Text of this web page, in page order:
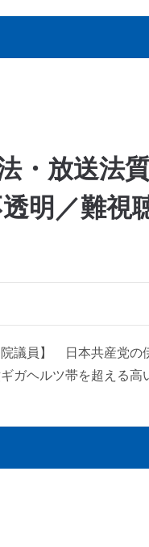
・放送法
明／難視
議員】 日本共産党の
ガヘルツ帯を超える高